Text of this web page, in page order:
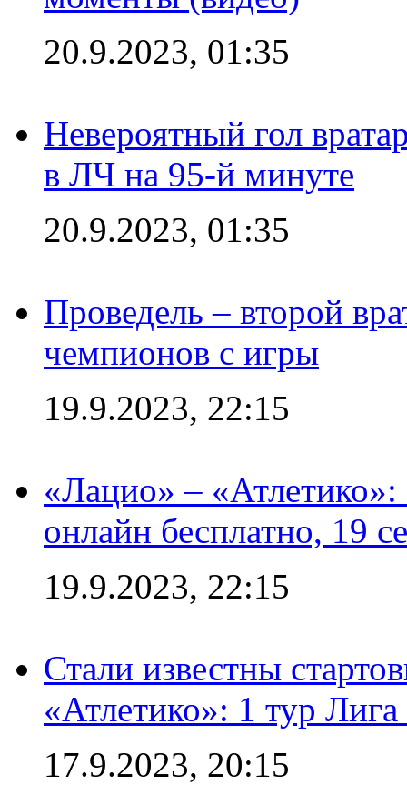
20.9.2023, 01:35
Невероятный гол
в ЛЧ на 95-й минуте
20.9.2023, 01:35
Проведель – второй
чемпионов с игры
19.9.2023, 22:15
«Лацио» –
онлайн бесплатно, 19
19.9.2023, 22:15
Стали известны
«Атлетико»: 1 тур
17.9.2023, 20:15